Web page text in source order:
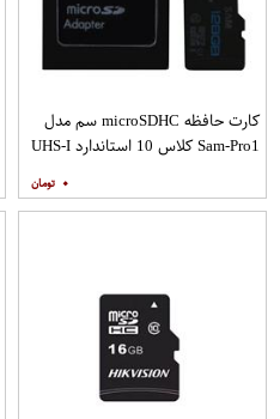
کارت حافظه microSDHC سم مدل
Sam-Pro1 کلاس 10 استاندارد UHS-I
گیگابایت به همراه آداپتور SD
۰